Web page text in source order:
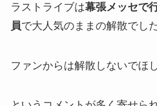
ラストライブは幕張メッセで
員で大人気のままの解散でした
ファンからは解散しないでほ